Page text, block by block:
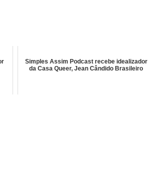
Simples Assim Podcast recebe idealizador
da Casa Queer, Jean Cândido Brasileiro